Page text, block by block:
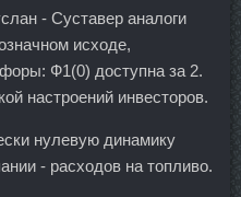
- Суставер аналоги
исходе,
Ф1(0) доступна за 2.
настроений инвесторов.
нулевую динамику
- расходов на топливо.